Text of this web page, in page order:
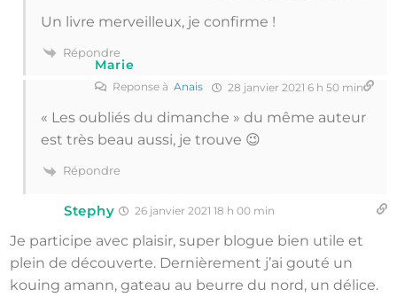
Un livre merveilleux, je confirme !
Répondre
Marie
Reponse à Anais 28 janvier 2021 6 h 50 min
« Les oubliés du dimanche » du même auteur
est très beau aussi, je trouve 😉
Répondre
Stephy 26 janvier 2021 18 h 00 min
Je participe avec plaisir, super blogue bien utile et
plein de découverte. Dernièrement j’ai gouté un
kouing amann, gateau au beurre du nord, un délice.